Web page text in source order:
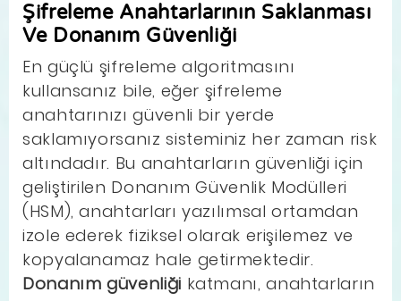
Şifreleme Anahtarlarının Saklanması
Ve Donanım Güvenliği
En güçlü şifreleme algoritmasını
kullansanız bile, eğer şifreleme
anahtarınızı güvenli bir yerde
saklamıyorsanız sisteminiz her zaman risk
altındadır. Bu anahtarların güvenliği için
geliştirilen Donanım Güvenlik Modülleri
(HSM), anahtarları yazılımsal ortamdan
izole ederek fiziksel olarak erişilemez ve
kopyalanamaz hale getirmektedir.
Donanım güvenliği katmanı, anahtarların